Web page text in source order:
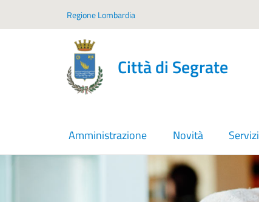
Regione Lombardia
Città di Segrate
Amministrazione Novità Servizi